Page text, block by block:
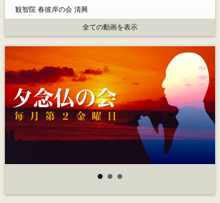
観智院 春彼岸の会 清興
全ての動画を表示